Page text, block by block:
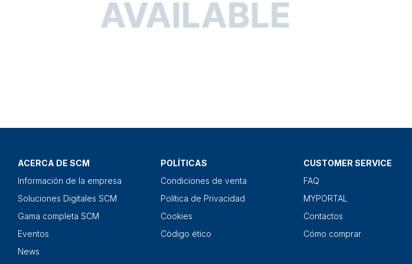
ACERCA DE SCM
Información de la empresa
Soluciones Digitales SCM
Gama completa SCM
Eventos
News
POLÍTICAS
Condiciones de venta
Política de Privacidad
Cookies
Código ético
CUSTOMER SERVICE
FAQ
MYPORTAL
Contactos
Cómo comprar